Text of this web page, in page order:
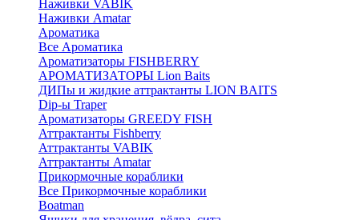
Наживки VABIK
Наживки Amatar
Ароматика
Все Ароматика
Ароматизаторы FISHBERRY
АРОМАТИЗАТОРЫ Lion Baits
ДИПы и жидкие аттрактанты LION BAITS
Dip-ы Traper
Ароматизаторы GREEDY FISH
Аттрактанты Fishberry
Аттрактанты VABIK
Аттрактанты Amatar
Прикормочные кораблики
Все Прикормочные кораблики
Boatman